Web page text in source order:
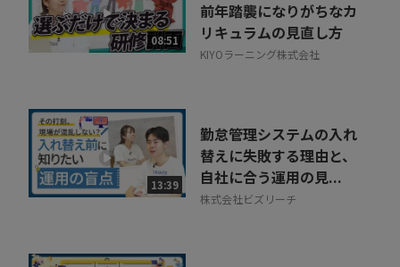
08:51
前年踏襲になりがちなカ
リキュラムの見直し方
KIYOラーニング株式会社
13:39
勤怠管理システムの入れ
替えに失敗する理由と、
自社に合う運用の見...
株式会社ビズリーチ